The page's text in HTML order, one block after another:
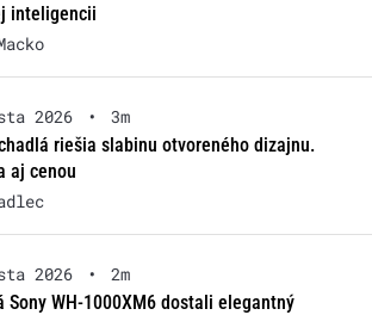
inteligencii
2026 •
3m
riešia slabinu otvoreného dizajnu.
aj cenou
2026 •
2m
Sony WH-1000XM6 dostali elegantný